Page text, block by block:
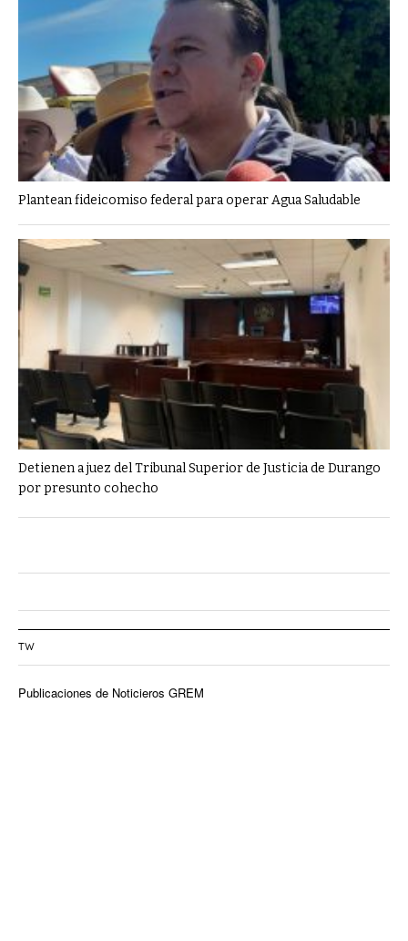
Plantean fideicomiso federal para operar Agua Saludable
Detienen a juez del Tribunal Superior de Justicia de Durango
por presunto cohecho
TW
Publicaciones de Noticieros GREM